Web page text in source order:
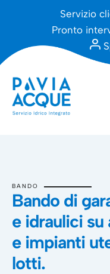
Servizio
Pronto
BANDO
Bando di
e idraulici
e impianti
lotti.